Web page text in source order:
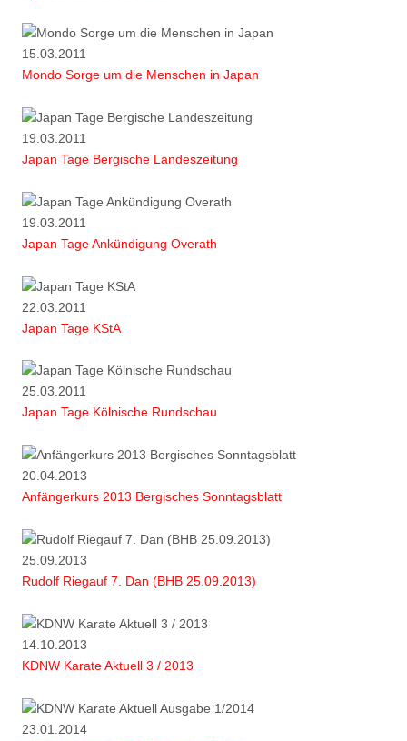
15.03.2011
Mondo Sorge um die Menschen in Japan
19.03.2011
Japan Tage Bergische Landeszeitung
19.03.2011
Japan Tage Ankündigung Overath
22.03.2011
Japan Tage KStA
25.03.2011
Japan Tage Kölnische Rundschau
20.04.2013
Anfängerkurs 2013 Bergisches Sonntagsblatt
25.09.2013
Rudolf Riegauf 7. Dan (BHB 25.09.2013)
14.10.2013
KDNW Karate Aktuell 3 / 2013
23.01.2014